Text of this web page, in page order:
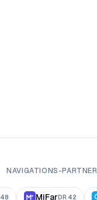
NAVIGATIONS-PARTNER
48 MiFar DR 42